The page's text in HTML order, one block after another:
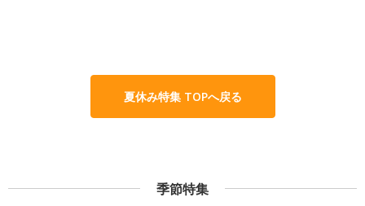
夏休み特集 TOPへ戻る
季節特集